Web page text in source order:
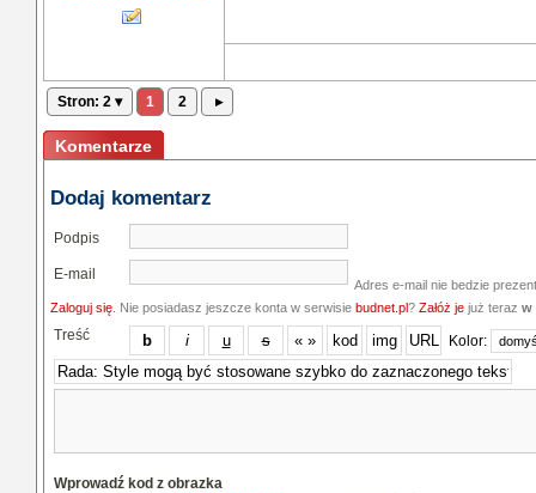
Stron: 2 ▾ 1 2 ▸
Komentarze
Dodaj komentarz
Podpis
E-mail
Adres e-mail nie bedzie
Zaloguj się . Nie posiadasz jeszcze konta w serwisie budnet.pl? Załóż je już teraz w
Treść Kolor:
Wprowadź kod z obrazka